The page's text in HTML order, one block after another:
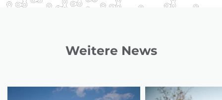
Weitere News